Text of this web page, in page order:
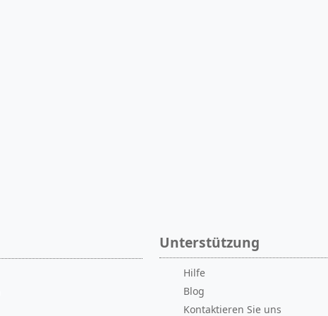
Unterstützung
Hilfe
Blog
Kontaktieren Sie uns